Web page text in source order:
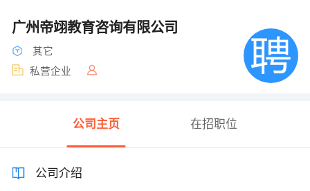
广州帝翊教育咨询有限公司
其它
私营企业
公司主页 在招职位
公司介绍